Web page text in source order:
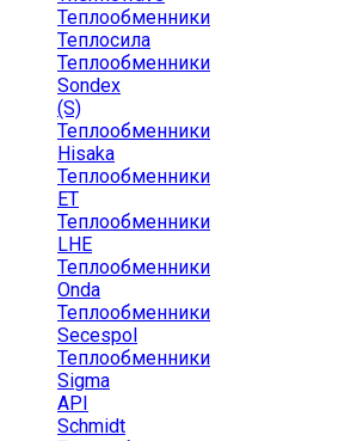
Теплообменники
Теплосила
Теплообменники
Sondex
(S)
Теплообменники
Hisaka
Теплообменники
ЕТ
Теплообменники
LHE
Теплообменники
Onda
Теплообменники
Secespol
Теплообменники
Sigma
API
Schmidt